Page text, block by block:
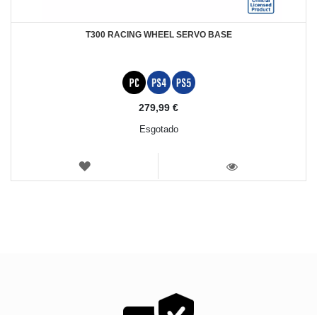
T300 RACING WHEEL SERVO BASE
279,99 €
Esgotado
LISTA
VISTA